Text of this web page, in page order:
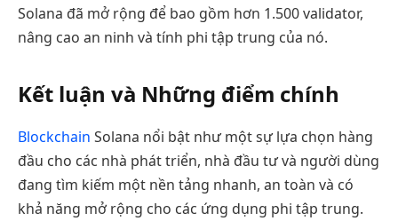
Solana đã mở rộng để bao gồm hơn 1.500 validator,
nâng cao an ninh và tính phi tập trung của nó.
Kết luận và Những điểm chính
Blockchain Solana nổi bật như một sự lựa chọn hàng
đầu cho các nhà phát triển, nhà đầu tư và người dùng
đang tìm kiếm một nền tảng nhanh, an toàn và có
khả năng mở rộng cho các ứng dụng phi tập trung.